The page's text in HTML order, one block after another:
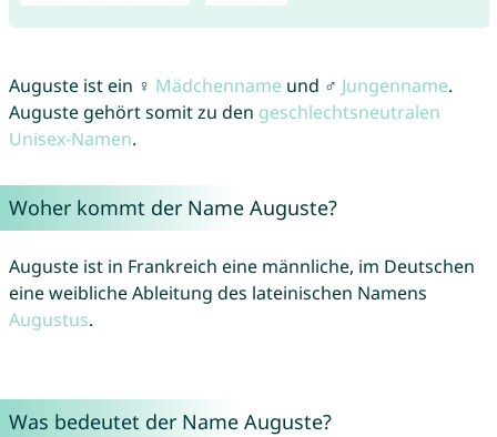
Auguste ist ein ♀ Mädchenname und ♂ Jungenname.
Auguste gehört somit zu den geschlechtsneutralen
Unisex-Namen.
Woher kommt der Name Auguste?
Auguste ist in Frankreich eine männliche, im Deutschen
eine weibliche Ableitung des lateinischen Namens
Augustus.
Was bedeutet der Name Auguste?